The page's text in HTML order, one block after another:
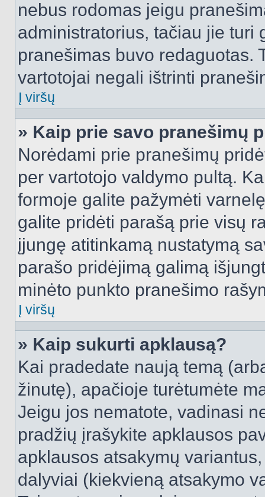
nebus rodomas jeigu
administratorius, tačiau jie turi
pranešimas buvo redaguotas.
vartotojai negali ištrinti
Į viršų
» Kaip prie savo pranešimų
Norėdami prie pranešimų
per vartotojo valdymo pultą.
formoje galite pažymėti
galite pridėti parašą prie visų
įjungę atitinkamą nustatymą
parašo pridėjimą galimą
minėto punkto pranešimo
Į viršų
» Kaip sukurti apklausą?
Kai pradedate naują temą
žinutę), apačioje turėtumėte
Jeigu jos nematote, vadinasi
pradžių įrašykite apklausos
apklausos atsakymų
dalyviai (kiekvieną atsakymo